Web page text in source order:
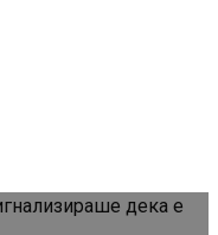
дека е